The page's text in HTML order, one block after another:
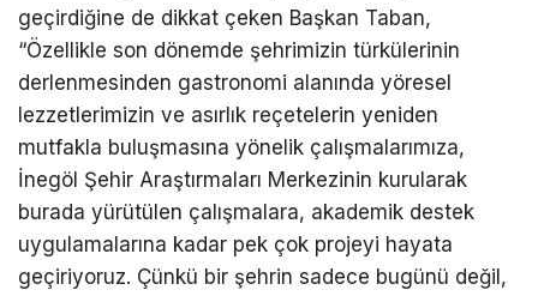
geçirdiğine de dikkat çeken Başkan Taban,
“Özellikle son dönemde şehrimizin türkülerinin
derlenmesinden gastronomi alanında yöresel
lezzetlerimizin ve asırlık reçetelerin yeniden
mutfakla buluşmasına yönelik çalışmalarımıza,
İnegöl Şehir Araştırmaları Merkezinin kurularak
burada yürütülen çalışmalara, akademik destek
uygulamalarına kadar pek çok projeyi hayata
geçiriyoruz. Çünkü bir şehrin sadece bugünü değil,